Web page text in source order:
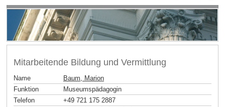
Mitarbeitende Bildung und Vermittlung
Name
Baum, Marion
Funktion
Museumspädagogin
Telefon
+49 721 175 2887